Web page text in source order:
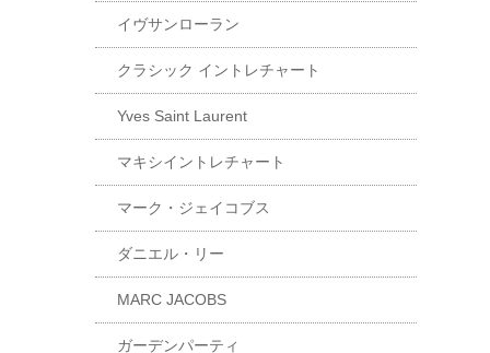
イヴサンローラン
クラシック イントレチャート
Yves Saint Laurent
マキシイントレチャート
マーク・ジェイコブス
ダニエル・リー
MARC JACOBS
ガーデンパーティ